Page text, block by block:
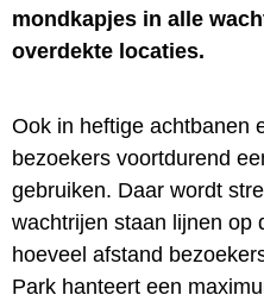
mondkapjes in alle
overdekte locaties.
Ook in heftige achtbanen
bezoekers voortdurend
gebruiken. Daar wordt
wachtrijen staan lijnen op
hoeveel afstand
Park hanteert een